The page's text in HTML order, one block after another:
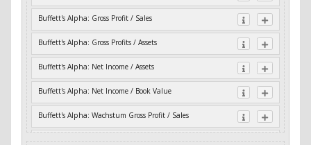
Buffett's Alpha: Gross Profit / Sales
Buffett's Alpha: Gross Profits / Assets
Buffett's Alpha: Net Income / Assets
Buffett's Alpha: Net Income / Book Value
Buffett's Alpha: Wachstum Gross Profit / Sales
Buffett's Alpha: Wachstum Residual Cash Flow / Assets